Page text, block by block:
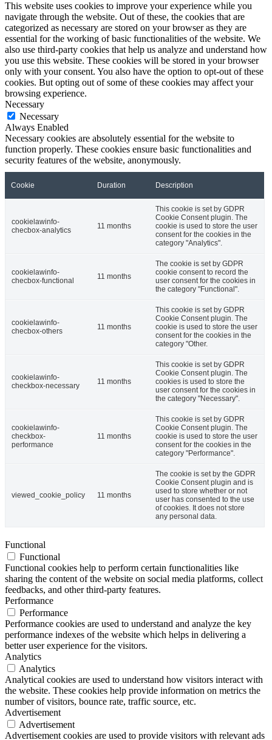
This website uses cookies to improve your experience while you
navigate through the website. Out of these, the cookies that are
categorized as necessary are stored on your browser as they are
essential for the working of basic functionalities of the website. We
also use third-party cookies that help us analyze and understand how
you use this website. These cookies will be stored in your browser
only with your consent. You also have the option to opt-out of these
cookies. But opting out of some of these cookies may affect your
browsing experience.
Necessary
Necessary
Always Enabled
Necessary cookies are absolutely essential for the website to
function properly. These cookies ensure basic functionalities and
security features of the website, anonymously.
Cookie Duration Description
cookielawinfo-
checbox-analytics
11 months
This cookie is set by GDPR
Cookie Consent plugin. The
cookie is used to store the user
consent for the cookies in the
category "Analytics".
cookielawinfo-
checbox-functional
11 months
The cookie is set by GDPR
cookie consent to record the
user consent for the cookies in
the category "Functional".
cookielawinfo-
checbox-others
11 months
This cookie is set by GDPR
Cookie Consent plugin. The
cookie is used to store the user
consent for the cookies in the
category "Other.
cookielawinfo-
checkbox-necessary
11 months
This cookie is set by GDPR
Cookie Consent plugin. The
cookies is used to store the
user consent for the cookies in
the category "Necessary".
cookielawinfo-
checkbox-
performance
11 months
This cookie is set by GDPR
Cookie Consent plugin. The
cookie is used to store the user
consent for the cookies in the
category "Performance".
viewed_cookie_policy 11 months
The cookie is set by the GDPR
Cookie Consent plugin and is
used to store whether or not
user has consented to the use
of cookies. It does not store
any personal data.
Functional
Functional
Functional cookies help to perform certain functionalities like
sharing the content of the website on social media platforms, collect
feedbacks, and other third-party features.
Performance
Performance
Performance cookies are used to understand and analyze the key
performance indexes of the website which helps in delivering a
better user experience for the visitors.
Analytics
Analytics
Analytical cookies are used to understand how visitors interact with
the website. These cookies help provide information on metrics the
number of visitors, bounce rate, traffic source, etc.
Advertisement
Advertisement
Advertisement cookies are used to provide visitors with relevant ads